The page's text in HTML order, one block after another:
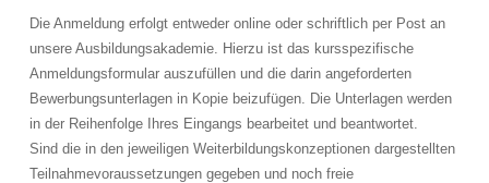
Die Anmeldung erfolgt entweder online oder schriftlich per Post an
unsere Ausbildungsakademie. Hierzu ist das kursspezifische
Anmeldungsformular auszufüllen und die darin angeforderten
Bewerbungsunterlagen in Kopie beizufügen. Die Unterlagen werden
in der Reihenfolge Ihres Eingangs bearbeitet und beantwortet.
Sind die in den jeweiligen Weiterbildungskonzeptionen dargestellten
Teilnahmevoraussetzungen gegeben und noch freie